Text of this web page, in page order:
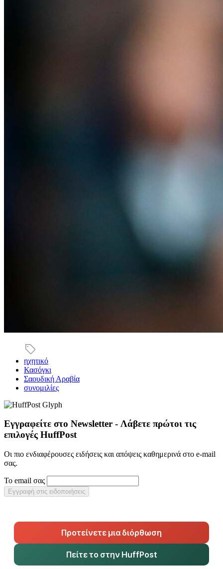
ηχητικό
Κασόγκι
Σαουδική Αραβία
συνομιλίες
Εγγραφείτε στο Newsletter - Λάβετε πρώτοι τις
επιλογές HuffPost
Οι πιο ενδιαφέρουσες ειδήσεις και απόψεις καθημερινά στο e-mail
σας.
Το email σας
Εγγραφή στις ειδοποιήσεις
Προτείνετε μια διόρθωση
Πείτε το στην HuffPost